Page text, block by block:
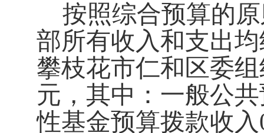
按照综合预算的
部所有收入和支出
攀枝花市仁和区委
元，其中：一般公
性基金预算拨款收入